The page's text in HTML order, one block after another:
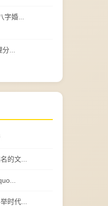
字婚...
...
的文...
时代...